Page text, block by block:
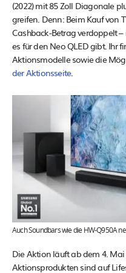
(2022) mit 85 Zoll Diagonale
greifen. Denn: Beim Kauf von
Cashback-Betrag verdoppelt –
es für den Neo QLED gibt. Ihr
Aktionsmodelle sowie die
der Aktionsseite.
Auch Soundbars wie die HW-Q950A
Die Aktion läuft ab dem 4.
Aktionsprodukten sind auf